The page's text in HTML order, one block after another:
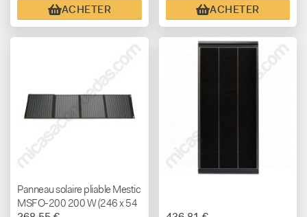
ACHETER ACHETER
Panneau solaire pliable Mestic
MSFO-200 200 W (246 x 54